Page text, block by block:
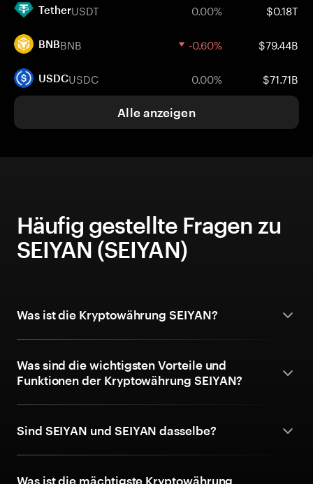
TetherUSDT 0.00% $0.18T
BNBBNB -0.60% $79.44B
USDCUSDC 0.00% $71.71B
Alle anzeigen
Häufig gestellte Fragen zu
SEIYAN (SEIYAN)
Was ist die Kryptowährung SEIYAN?
Was sind die wichtigsten Vorteile und
Funktionen der Kryptowährung SEIYAN?
Sind SEIYAN und SEIYAN dasselbe?
Was ist die mächtigste Kryptowährung